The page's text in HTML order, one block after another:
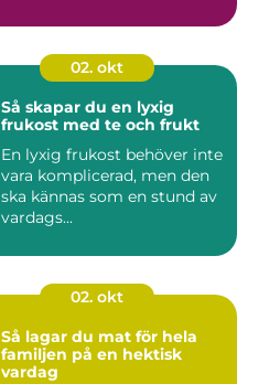
02. okt
Så skapar du en lyxig
frukost med te och frukt
En lyxig frukost behöver inte
vara komplicerad, men den
ska kännas som en stund av
vardags...
02. okt
Så lagar du mat för hela
familjen på en hektisk
vardag